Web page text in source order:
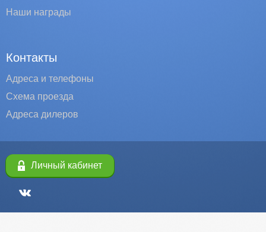
Наши награды
Контакты
Адреса и телефоны
Схема проезда
Адреса дилеров
Личный кабинет